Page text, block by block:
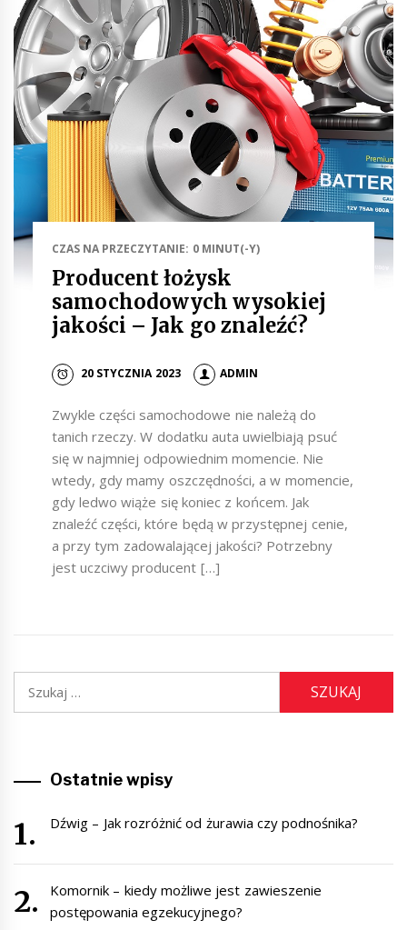
CZAS NA PRZECZYTANIE: 0 MINUT(-Y)
Producent łożysk
samochodowych wysokiej
jakości – Jak go znaleźć?
20 STYCZNIA 2023 ADMIN
Zwykle części samochodowe nie należą do
tanich rzeczy. W dodatku auta uwielbiają psuć
się w najmniej odpowiednim momencie. Nie
wtedy, gdy mamy oszczędności, a w momencie,
gdy ledwo wiąże się koniec z końcem. Jak
znaleźć części, które będą w przystępnej cenie,
a przy tym zadowalającej jakości? Potrzebny
jest uczciwy producent […]
Ostatnie wpisy
Dźwig – Jak rozróżnić od żurawia czy podnośnika?
Komornik – kiedy możliwe jest zawieszenie
postępowania egzekucyjnego?